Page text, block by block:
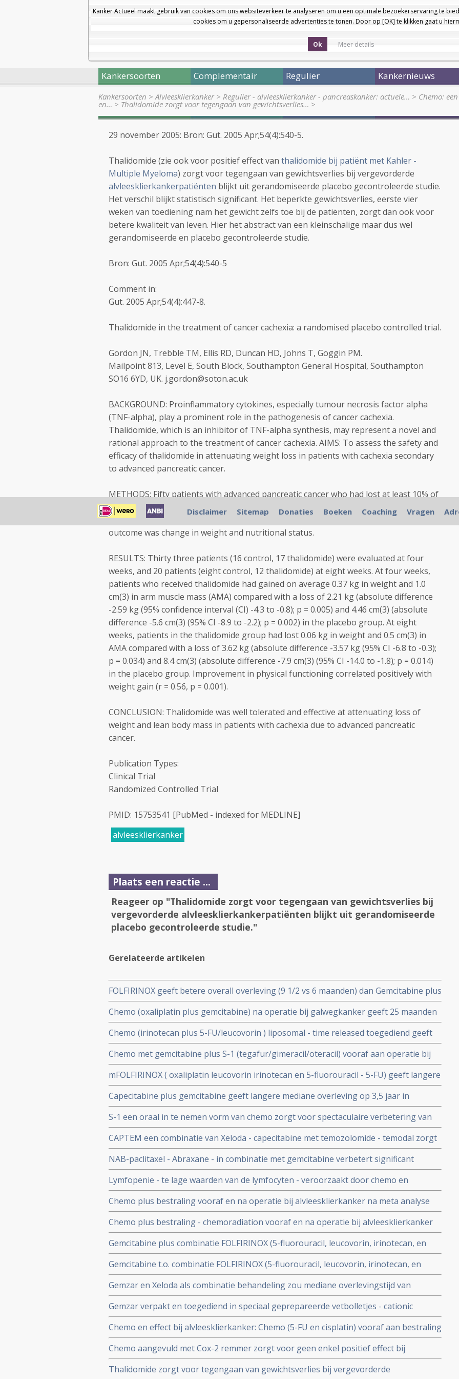
Kanker Actueel maakt gebruik van cookies om ons websiteverkeer te analyseren om u een optimale bezoekerservaring te
cookies om u gepersonaliseerde advertenties te tonen. Door op [OK] te klikken gaat u
Ok Meer details
Kankersoorten Complementair Regulier Kankernieuws
Kankersoorten >Alvleesklierkanker> Regulier - alvleesklierkanker - pancreaskanker: actuele… > Chemo:
en… > Thalidomide zorgt voor tegengaan van gewichtsverlies… >
29 november 2005: Bron: Gut. 2005 Apr;54(4):540-5.
Thalidomide (zie ook voor positief effect van thalidomide bij patiënt met Kahler -
Multiple Myeloma) zorgt voor tegengaan van gewichtsverlies bij vergevorderde
alvleesklierkankerpatiënten blijkt uit gerandomiseerde placebo gecontroleerde studie.
Het verschil blijkt statistisch significant. Het beperkte gewichtsverlies, eerste vier
weken van toediening nam het gewicht zelfs toe bij de patiënten, zorgt dan ook voor
betere kwaliteit van leven. Hier het abstract van een kleinschalige maar dus wel
gerandomiseerde en placebo gecontroleerde studie.
Bron: Gut. 2005 Apr;54(4):540-5
Comment in:
Gut. 2005 Apr;54(4):447-8.
Thalidomide in the treatment of cancer cachexia: a randomised placebo controlled trial.
Gordon JN, Trebble TM, Ellis RD, Duncan HD, Johns T, Goggin PM.
Mailpoint 813, Level E, South Block, Southampton General Hospital, Southampton
SO16 6YD, UK. j.gordon@soton.ac.uk
BACKGROUND: Proinflammatory cytokines, especially tumour necrosis factor alpha
(TNF-alpha), play a prominent role in the pathogenesis of cancer cachexia.
Thalidomide, which is an inhibitor of TNF-alpha synthesis, may represent a novel and
rational approach to the treatment of cancer cachexia. AIMS: To assess the safety and
efficacy of thalidomide in attenuating weight loss in patients with cachexia secondary
to advanced pancreatic cancer.
METHODS: Fifty patients with advanced pancreatic cancer who had lost at least 10% of
their body weight were randomised to receive thalidomide 200 mg daily or placebo for
24 weeks in a single centre, double blind, randomised controlled trial. The primary
outcome was change in weight and nutritional status.
RESULTS: Thirty three patients (16 control, 17 thalidomide) were evaluated at four
weeks, and 20 patients (eight control, 12 thalidomide) at eight weeks. At four weeks,
patients who received thalidomide had gained on average 0.37 kg in weight and 1.0
cm(3) in arm muscle mass (AMA) compared with a loss of 2.21 kg (absolute difference
-2.59 kg (95% confidence interval (CI) -4.3 to -0.8); p = 0.005) and 4.46 cm(3) (absolute
difference -5.6 cm(3) (95% CI -8.9 to -2.2); p = 0.002) in the placebo group. At eight
weeks, patients in the thalidomide group had lost 0.06 kg in weight and 0.5 cm(3) in
AMA compared with a loss of 3.62 kg (absolute difference -3.57 kg (95% CI -6.8 to -0.3);
p = 0.034) and 8.4 cm(3) (absolute difference -7.9 cm(3) (95% CI -14.0 to -1.8); p = 0.014)
in the placebo group. Improvement in physical functioning correlated positively with
weight gain (r = 0.56, p = 0.001).
CONCLUSION: Thalidomide was well tolerated and effective at attenuating loss of
weight and lean body mass in patients with cachexia due to advanced pancreatic
cancer.
Publication Types:
Clinical Trial
Randomized Controlled Trial
PMID: 15753541 [PubMed - indexed for MEDLINE]
alvleesklierkanker
Plaats een reactie ...
Reageer op "Thalidomide zorgt voor tegengaan van gewichtsverlies bij
vergevorderde alvleesklierkankerpatiënten blijkt uit gerandomiseerde
placebo gecontroleerde studie."
Gerelateerde artikelen
FOLFIRINOX geeft betere overall overleving (9 1/2 vs 6 maanden) dan Gemcitabine plus
Nab-Paclitaxel bij inoperabele gevorderde alvleesklierkanker blijkt uit grote studie
Chemo (oxaliplatin plus gemcitabine) na operatie bij galwegkanker geeft 25 maanden
extra overall overleving (50 vs 75 maanden ) maar wordt afgedaan als zou chemo
zinloos zijn
Chemo (irinotecan plus 5-FU/leucovorin ) liposomal - time released toegediend geeft
betere overall overleving dan systemische chemo op 1 jaar bij gevorderde
alvleesklierkanker
Chemo met gemcitabine plus S-1 (tegafur/gimeracil/oteracil) vooraf aan operatie bij
alvleesklierkanker verbetert overall overleving met 10 maanden (26 vs 36 maanden) in
vergelijking met alleen operatie
mFOLFIRINOX ( oxaliplatin leucovorin irinotecan en 5-fluorouracil - 5-FU) geeft langere
mediane ziektevrije tijd en overall overleving (plus 20 maanden) bij alvleesklierkanker
en post operatief chemo-bestraling geeft langere ziektevrije tijd
Capecitabine plus gemcitabine geeft langere mediane overleving op 3,5 jaar in
vergelijking met alleen gemcitabine, maar alleen bij patienten zonder uitzaaiingen
S-1 een oraal in te nemen vorm van chemo zorgt voor spectaculaire verbetering van
ziektevrije tijd en kleinere kans op overlijden - 44 procent - bij alvleesklierkanker in
vergelijking met gemcitabine bij Japanese patiënten
CAPTEM een combinatie van Xeloda - capecitabine met temozolomide - temodal zorgt
voor spectaculaire resultaten (97% minimaal stabiele ziekte) bij patiënten met
alvleesklierkanker (NET3), carcinoid, schildkliertumoren en hypofyse tumoren copy 1
NAB-paclitaxel - Abraxane - in combinatie met gemcitabine verbetert significant
mediane overleving voor uitgezaaide alvleesklierkanker en is nu door FDA
goedgekeurd
Lymfopenie - te lage waarden van de lymfocyten - veroorzaakt door chemo en
bestraling geeft significant kortere overlevingstijd 14 vs 20 maanden voor mensen
met operabele alvleesklierkanker
Chemo plus bestraling vooraf en na operatie bij alvleesklierkanker na meta analyse
van vijf grote gerandomiseerde studies geeft negatieve uitkomst voor operabele
alvleesklierkankerpatiënten.
Chemo plus bestraling - chemoradiation vooraf en na operatie bij alvleesklierkanker
na meta analyse van vijf grote gerandomiseerde studies geeft negatieve uitkomst op
overlevingscijfers voor operabele alvleesklierkanker
Gemcitabine plus combinatie FOLFIRINOX (5-fluorouracil, leucovorin, irinotecan, en
oxaliplatine) geeft significant mediaan langere overlevingstijd voor patienten met
uitgezaaide alvleesklierkanker.
Gemcitabine t.o. combinatie FOLFIRINOX (5-fluorouracil, leucovorin, irinotecan, en
oxaliplatine) geeft geen enkele meerwaarde op ziektevrije tijd en overall overleving bij
operabele alvleesklierkanker.
Gemzar en Xeloda als combinatie behandeling zou mediane overlevingstijd van
alvleesklierkankerpatiënten met 1,5 maand verlengen - van 6 maanden naar 7,4
maanden - jubelen de media na fase III studie resultaten.
Gemzar verpakt en toegediend in speciaal geprepareerde vetbolletjes - cationic
liposomen ( EndoTAG-1) verdubbelt bijna overlevingstijd (van 7,2 naar 13,6 maanden
mediaan) van inoperabele alvleesklierkankerpatienten
Chemo en effect bij alvleesklierkanker: Chemo (5-FU en cisplatin) vooraf aan bestraling
bij alvleesklierkanker stadium I tot III geeft geen effect op overall overleving en slechts
iets betere lokale controle.
Chemo aangevuld met Cox-2 remmer zorgt voor geen enkel positief effect bij
inoperabele alvleesklierkankerpatiënten. Mediane overall overleving bedroeg slechts
5,8 maanden plus ernstige bijwerkingen.
Thalidomide zorgt voor tegengaan van gewichtsverlies bij vergevorderde
Disclaimer Sitemap Donaties Boeken Coaching Vragen